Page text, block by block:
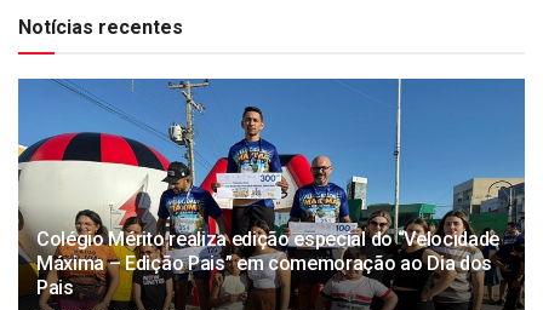
Notícias recentes
Colégio Mérito realiza edição especial do “Velocidade
Máxima – Edição Pais” em comemoração ao Dia dos
Pais